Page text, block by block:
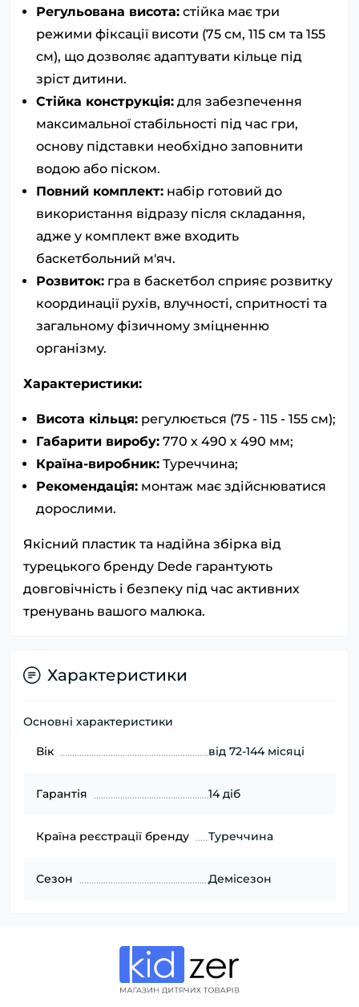
Регульована висота: стійка має три
режими фіксації висоти (75 см, 115 см та 155
см), що дозволяє адаптувати кільце під
зріст дитини.
Стійка конструкція: для забезпечення
максимальної стабільності під час гри,
основу підставки необхідно заповнити
водою або піском.
Повний комплект: набір готовий до
використання відразу після складання,
адже у комплект вже входить
баскетбольний м'яч.
Розвиток: гра в баскетбол сприяє розвитку
координації рухів, влучності, спритності та
загальному фізичному зміцненню
організму.
Характеристики:
Висота кільця: регулюється (75 - 115 - 155 см);
Габарити виробу: 770 х 490 х 490 мм;
Країна-виробник: Туреччина;
Рекомендація: монтаж має здійснюватися
дорослими.
Якісний пластик та надійна збірка від
турецького бренду Dede гарантують
довговічність і безпеку під час активних
тренувань вашого малюка.
Характеристики
Основні характеристики
Вік від 72-144 місяці
Гарантія 14 діб
Країна реєстрації бренду Туреччина
Сезон Демісезон